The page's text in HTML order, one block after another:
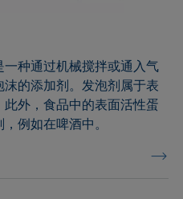
种通过机械搅拌或通入气
的添加剂。发泡剂属于表
外，食品中的表面活性蛋
例如在啤酒中。